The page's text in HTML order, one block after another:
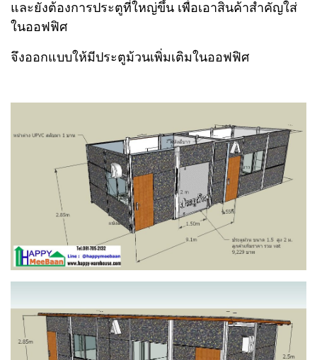
และยังต้องการประตูที่ใหญ่ขึ้น เพื่อเอาสินค้าสำคัญใส่
ในออฟฟิศ
จึงออกแบบให้มีประตูม้วนเพิ่มเติมในออฟฟิศ